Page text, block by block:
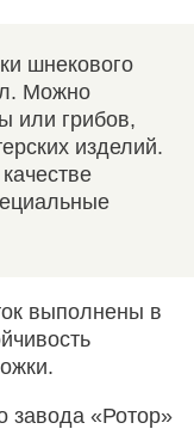
шнекового
Можно
или грибов,
изделий.
выполнены в
завода «Ротор»